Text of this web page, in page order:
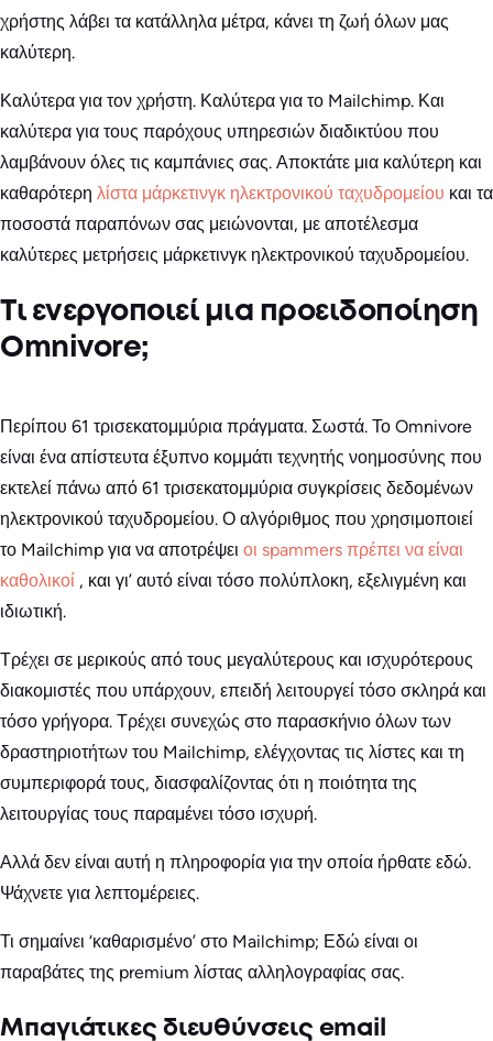
χρήστης λάβει τα κατάλληλα μέτρα, κάνει τη ζωή όλων μας
καλύτερη.
Καλύτερα για τον χρήστη. Καλύτερα για το Mailchimp. Και
καλύτερα για τους παρόχους υπηρεσιών διαδικτύου που
λαμβάνουν όλες τις καμπάνιες σας. Αποκτάτε μια καλύτερη και
καθαρότερη λίστα μάρκετινγκ ηλεκτρονικού ταχυδρομείου και τα
ποσοστά παραπόνων σας μειώνονται, με αποτέλεσμα
καλύτερες μετρήσεις μάρκετινγκ ηλεκτρονικού ταχυδρομείου.
Τι ενεργοποιεί μια προειδοποίηση
Omnivore;
Περίπου 61 τρισεκατομμύρια πράγματα. Σωστά. Το Omnivore
είναι ένα απίστευτα έξυπνο κομμάτι τεχνητής νοημοσύνης που
εκτελεί πάνω από 61 τρισεκατομμύρια συγκρίσεις δεδομένων
ηλεκτρονικού ταχυδρομείου. Ο αλγόριθμος που χρησιμοποιεί
το Mailchimp για να αποτρέψει οι spammers πρέπει να είναι
καθολικοί , και γι’ αυτό είναι τόσο πολύπλοκη, εξελιγμένη και
ιδιωτική.
Τρέχει σε μερικούς από τους μεγαλύτερους και ισχυρότερους
διακομιστές που υπάρχουν, επειδή λειτουργεί τόσο σκληρά και
τόσο γρήγορα. Τρέχει συνεχώς στο παρασκήνιο όλων των
δραστηριοτήτων του Mailchimp, ελέγχοντας τις λίστες και τη
συμπεριφορά τους, διασφαλίζοντας ότι η ποιότητα της
λειτουργίας τους παραμένει τόσο ισχυρή.
Αλλά δεν είναι αυτή η πληροφορία για την οποία ήρθατε εδώ.
Ψάχνετε για λεπτομέρειες.
Τι σημαίνει ‘καθαρισμένο’ στο Mailchimp; Εδώ είναι οι
παραβάτες της premium λίστας αλληλογραφίας σας.
Μπαγιάτικες διευθύνσεις email